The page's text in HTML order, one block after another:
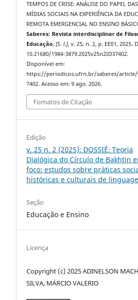
TEMPOS DE CRISE: ANÁLISE DO PAPEL DAS
MÍDIAS SOCIAIS NA EXPERIÊNCIA DA
REMOTA EMERGENCIAL NO ENSINO
Saberes: Revista interdisciplinar de
Educação,[S. l.], v. 25, n. 2, p. EE01, 2025.
10.21680/1984-3879.2025v25n2ID37402.
Disponível em:
https://periodicos.ufrn.br/saberes/
7402. Acesso em: 9 ago. 2026.
Fomatos de Citação
Edição
v. 25 n. 2 (2025): DOSSIÊ: Teoria
Dialógica do Círculo de Bakhtin
foco: estudos sobre práticas
históricas e culturais de
Seção
Educação e Ensino
Licença
Copyright (c) 2025 ADINELSON
SILVA, MÁRCIO VALERIO